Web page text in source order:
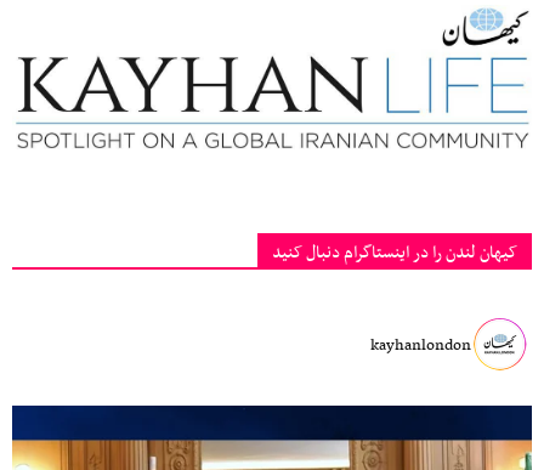
کیهان لندن را در اینستاگرام دنبال کنید
kayhanlondon